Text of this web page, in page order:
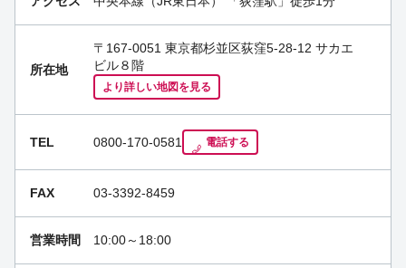
所在地
〒167-0051 東京都杉並区荻窪5-28-12 サカエ
ビル８階
より詳しい地図を見る
TEL 0800-170-0581 電話する
FAX 03-3392-8459
営業時間 10:00～18:00